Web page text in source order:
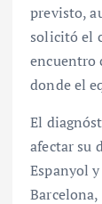
previsto,
solicitó el
encuentro
donde el
El
afectar su
Espanyol